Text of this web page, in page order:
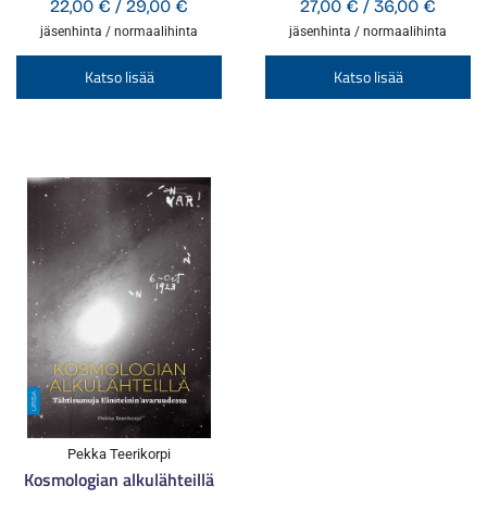
22,00 € / 29,00 €
22,00 €
-
jäsenhinta / normaalihinta
Katso lisää
tuotteella
27,00 € / 36,00 €
27,00
-
jäsenhinta / normaalihinta
Katso lisää
Pekka Teerikorpi
Kosmologian alkulähteillä